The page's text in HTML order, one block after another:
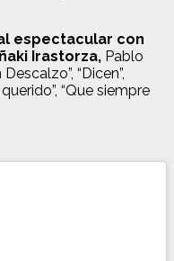
espectacular con
Irastorza, Pablo
“Dicen”,
“Que siempre